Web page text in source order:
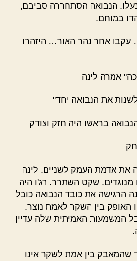
הנבואה הסתחררה סביבם,
במוחם.
אחר נהר האור… היזהרו
אמרה לינה
את הנבואה יחד"
בראשו היה חזק וצודק
את אדמת העמק לשניים. לינה
מנוגדים. שקט השתרר. רג'ו היה
הרגישה את כובד הנבואה כובל
האופק בין השקר לאמת נוצר.
המשמעות האמיתית שלה עדיין
שהמאבק בין אמת לשקר אינו